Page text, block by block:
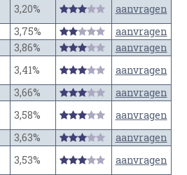
3,20%
aanvragen
3,75%
aanvragen
3,86%
aanvragen
3,41%
aanvragen
3,66%
aanvragen
3,58%
aanvragen
3,63%
aanvragen
3,53%
aanvragen